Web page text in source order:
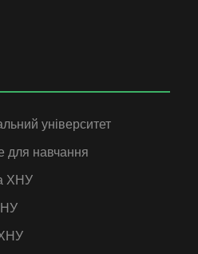
університет
для навчання
ХНУ